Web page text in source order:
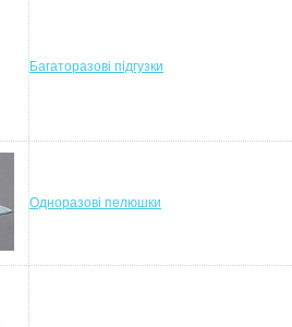
Багаторазові підгузки
Одноразові пелюшки